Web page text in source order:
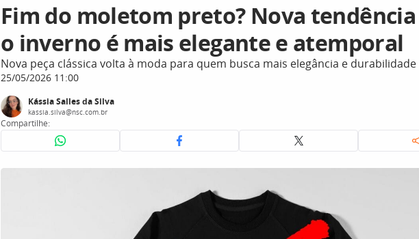
Fim do moletom preto? Nova
o inverno é mais elegante e atemporal
Nova peça clássica volta à moda para quem busca mais elegância e durabilidade
25/05/2026 11:00
Kássia Salles da Silva
kassia.silva@nsc.com.br
Compartilhe: